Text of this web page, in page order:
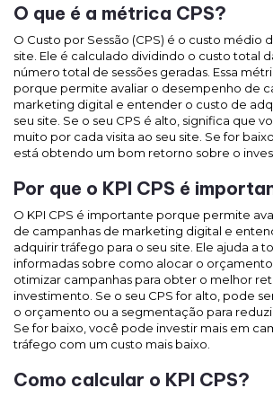
O que é a métrica CPS?
O Custo por Sessão (CPS) é o custo médio
site. Ele é calculado dividindo o custo total
número total de sessões geradas. Essa
porque permite avaliar o desempenho de
marketing digital e entender o custo de
seu site. Se o seu CPS é alto, significa que
muito por cada visita ao seu site. Se for
está obtendo um bom retorno sobre o
Por que o KPI CPS é
O KPI CPS é importante porque permite
de campanhas de marketing digital e
adquirir tráfego para o seu site. Ele ajuda a
informadas sobre como alocar o
otimizar campanhas para obter o melhor
investimento. Se o seu CPS for alto, pode
o orçamento ou a segmentação para
Se for baixo, você pode investir mais em
tráfego com um custo mais baixo.
Como calcular o KPI CPS?